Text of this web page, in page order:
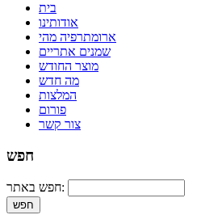
בית
אודותינו
ארומתרפיה מהי
שמנים אתריים
מוצר החודש
מה חדש
המלצות
פורום
צור קשר
חפש
חפש באתר: